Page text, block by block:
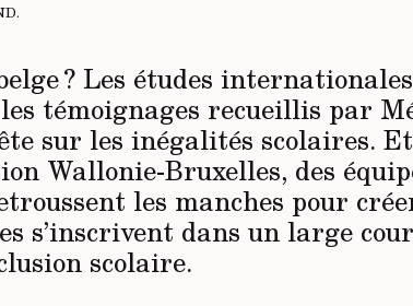
.
? Les études
témoignages recueillis par
sur les inégalités scolaires.
Wallonie-Bruxelles, des
les manches pour
s’inscrivent dans un large
scolaire.